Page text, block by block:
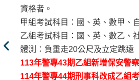
四等一般警察
四等內軌警察